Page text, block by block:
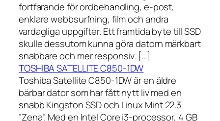
fortfarande för ordbehandling, e-post,
enklare webbsurfning, film och andra
vardagliga uppgifter. Ett framtida byte till SSD
skulle dessutom kunna göra datorn märkbart
snabbare och mer responsiv. […]
TOSHIBA SATELLITE C850-1DW
Toshiba Satellite C850-1DW är en äldre
bärbar dator som har fått nytt liv med en
snabb Kingston SSD och Linux Mint 22.3
”Zena”. Med en Intel Core i3-processor, 4 GB